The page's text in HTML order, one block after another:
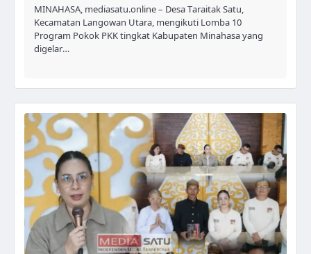
MINAHASA, mediasatu.online – Desa Taraitak Satu,
Kecamatan Langowan Utara, mengikuti Lomba 10
Program Pokok PKK tingkat Kabupaten Minahasa yang
digelar…